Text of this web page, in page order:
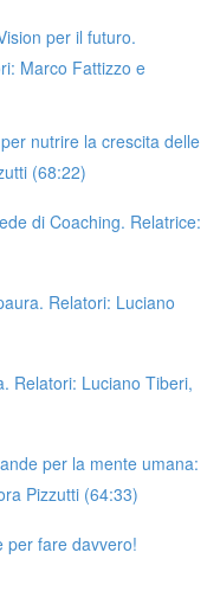
per il futuro.
Marco Fattizzo e
nutrire la crescita delle
(68:22)
di Coaching. Relatrice:
Relatori: Luciano
Relatori: Luciano Tiberi,
per la mente umana:
Pizzutti (64:33)
per fare davvero!